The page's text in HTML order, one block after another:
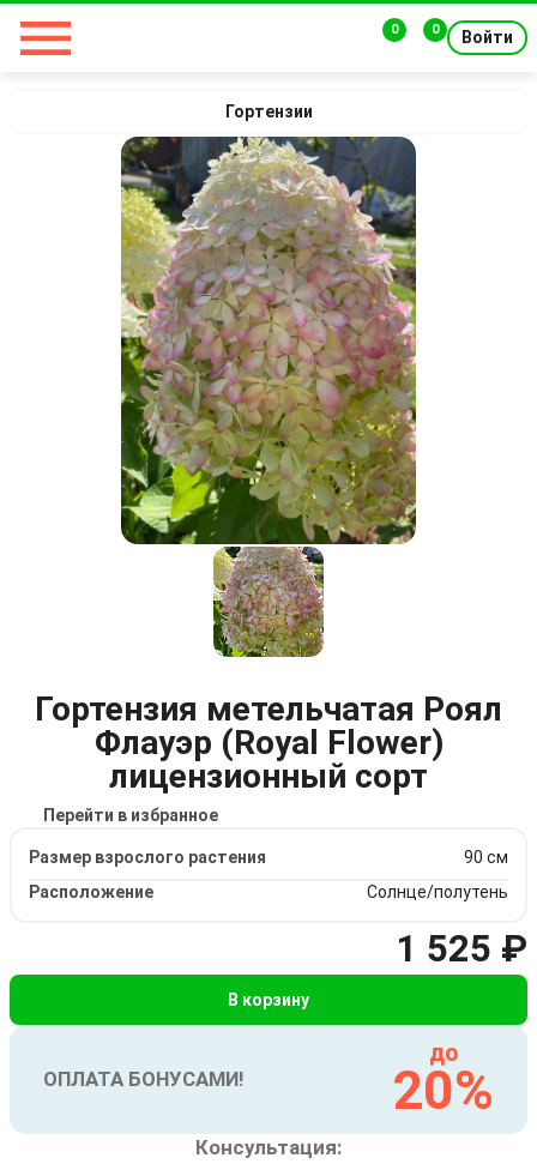
0 0 Войти
Гортензии
Гортензия метельчатая Роял
Флауэр (Royal Flower)
лицензионный сорт
Перейти в избранное
Размер взрослого растения
90 см
Расположение
Солнце/полутень
1 525 ₽
В корзину
ОПЛАТА БОНУСАМИ!
до
20%
Консультация: